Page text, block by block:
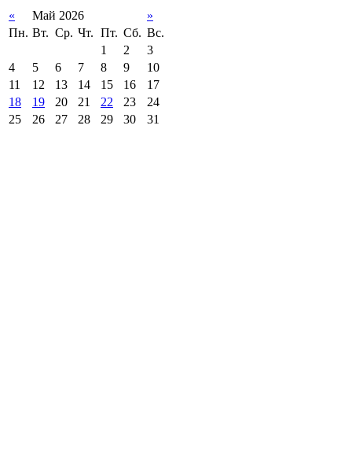
« Май 2026
»
Пн. Вт. Ср. Чт. Пт. Сб. Вс.
1
2
3
4
5 6 7 8 9
10
11
12 13 14 15 16
17
18
19 20 21 22 23
24
25
26 27 28 29 30 31